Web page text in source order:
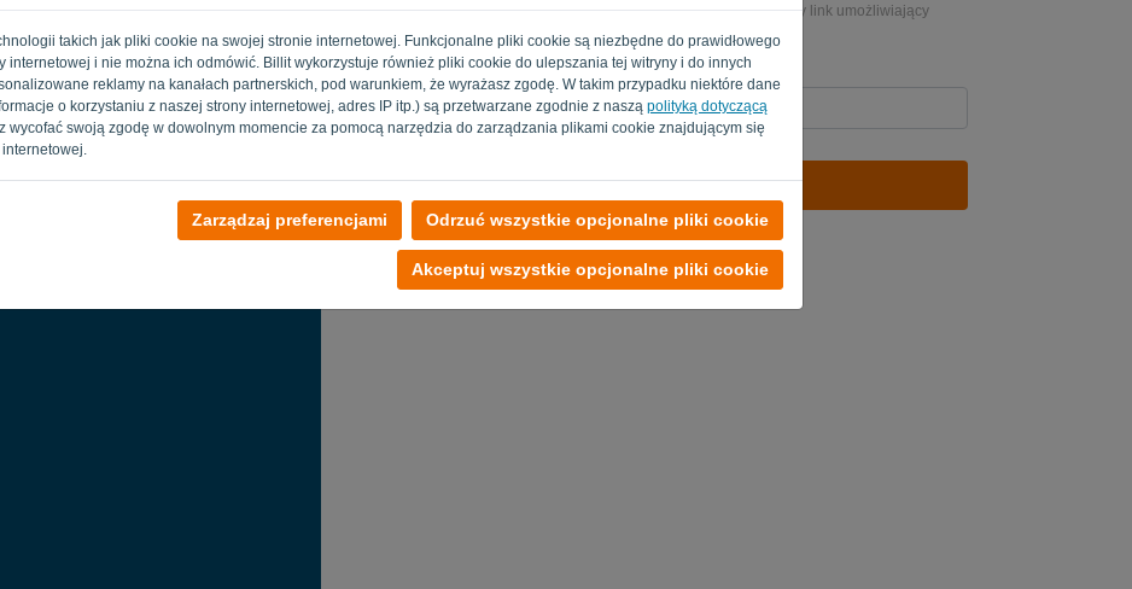
takich jak pliki cookie na swojej stronie internetowej. Funkcjonalne pliki cookie są niezbędne do prawidłowego
internetowej i nie można ich odmówić. Billit wykorzystuje również pliki cookie do ulepszania tej witryny i do innych
reklamy na kanałach partnerskich, pod warunkiem, że wyrażasz zgodę. W takim przypadku niektóre dane
o korzystaniu z naszej strony internetowej, adres IP itp.) są przetwarzane zgodnie z naszą polityką dotyczącą
wycofać swoją zgodę w dowolnym momencie za pomocą narzędzia do zarządzania plikami cookie znajdującym się
Zarządzaj preferencjami Odrzuć wszystkie opcjonalne pliki cookie
Akceptuj wszystkie opcjonalne pliki cookie
logowania. Na ten adres e-mail zostanie wysłany link umożliwiający
zresetowanie hasła.
WYŚLIJ LINK
Powrót do logowania
Privacy Policy Terms of Service